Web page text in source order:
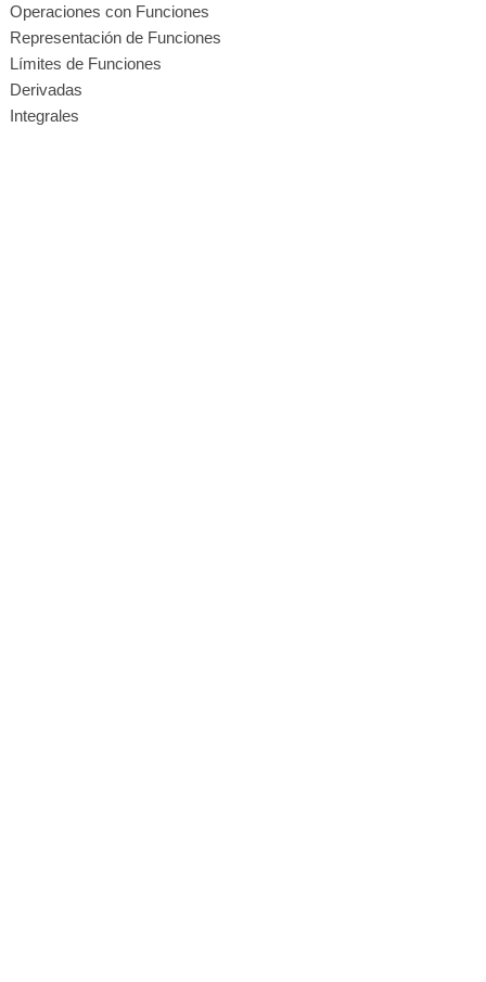
Operaciones con Funciones
Representación de Funciones
Límites de Funciones
Derivadas
Integrales